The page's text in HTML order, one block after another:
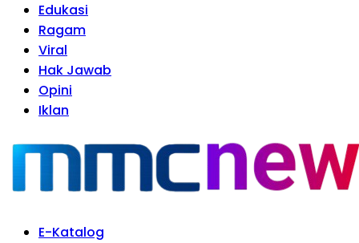
Edukasi
Ragam
Viral
Hak Jawab
Opini
Iklan
E-Katalog